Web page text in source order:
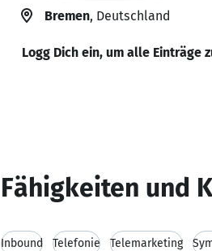
Bremen, Deutschland
Logg Dich ein, um alle Einträge
Fähigkeiten und
Inbound Telefonie Telemarketing